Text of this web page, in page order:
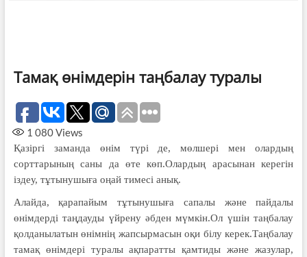
Тамақ өнімдерін таңбалау туралы
1 080Views
Қазіргі заманда өнім түрі де, мөлшері мен олардың
сорттарының саны да өте көп.Олардың арасынан керегін
іздеу, тұтынушыға оңай тимесі анық.
Алайда, қарапайым тұтынушыға сапалы және пайдалы
өнімдерді таңдауды үйрену әбден мүмкін.Ол үшін таңбалау
қолданылатын өнімнің жапсырмасын оқи білу керек.Таңбалау
тамақ өнімдері туралы ақпаратты қамтиды және жазулар,